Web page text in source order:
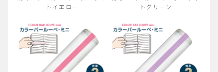
トイエロー
トグリーン